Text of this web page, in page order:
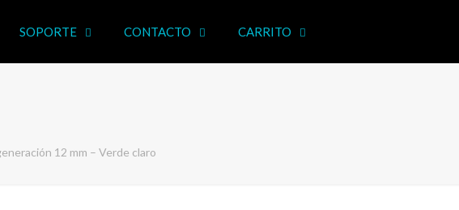
SOPORTE CONTACTO CARRITO
12 mm – Verde claro